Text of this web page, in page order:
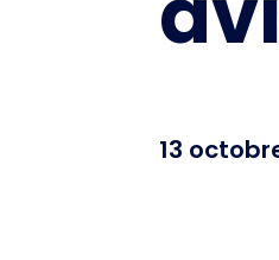
13